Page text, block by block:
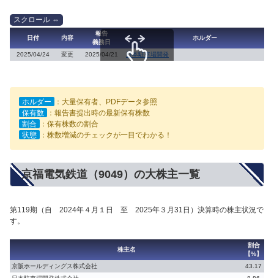
日付 内容
報告
義務日
ホルダー
2025/04/24 変更 2025/04/21 日本駐車場開発
ホルダー
：大量保有者、PDFデータ参照
保有数
：報告書提出時の最新保有株数
割合
：保有株数の割合
状態
：株数増減のチェックが一目でわかる！
京福電気鉄道（9049）の大株主一覧
第119期（自 2024年４月１日 至 2025年３月31日）決算時の株主状況で
す。
株主名
割合
【%】
京阪ホールディングス株式会社
43.17